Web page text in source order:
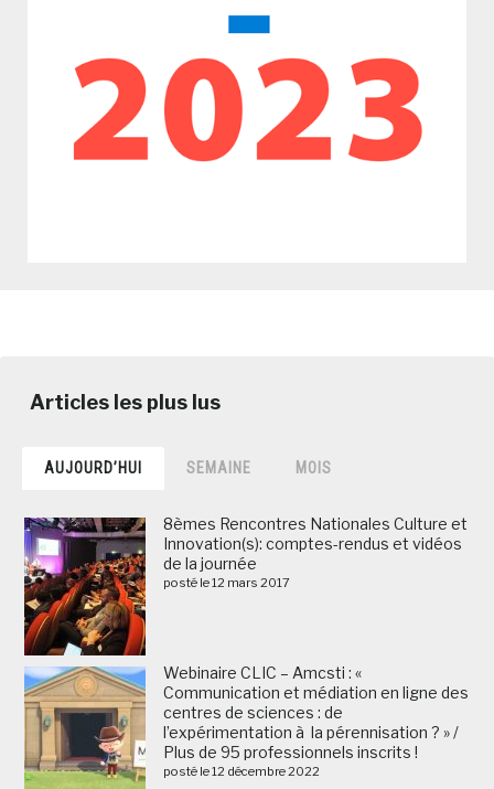
AUJOURD’HUI SEMAINE MOIS
8èmes Rencontres Nationales Culture et
Innovation(s): comptes-rendus et vidéos
de la journée
posté le 12 mars 2017
Webinaire CLIC – Amcsti : «
Communication et médiation en ligne des
centres de sciences : de
l’expérimentation à la pérennisation ? » /
Plus de 95 professionnels inscrits !
posté le 12 décembre 2022